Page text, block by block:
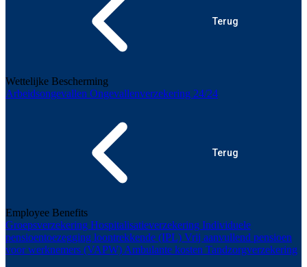
Terug
Wettelijke Bescherming
Arbeidsongevallen Ongevallenverzekering 24/24
Terug
Employee Benefits
Groepsverzekering Hospitalisatieverzekering Individuele
pensioentoezegging loontrekkende (IPL) Vrij aanvullend pensioen
voor werknemers (VAPW) Ambulante kosten Tandzorgverzekering